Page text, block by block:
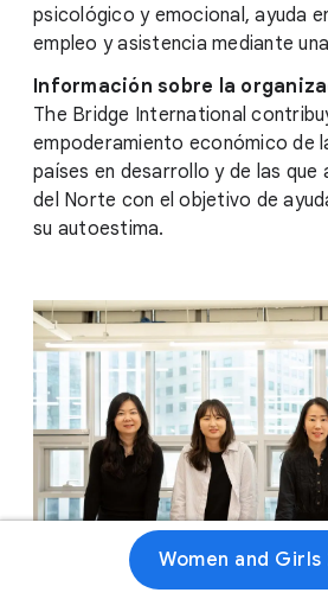
psicológico y emocional, ayuda
empleo y asistencia mediante
Información sobre la
The Bridge International
empoderamiento económico de
países en desarrollo y de las que
del Norte con el objetivo de
su autoestima.
Women and Girls